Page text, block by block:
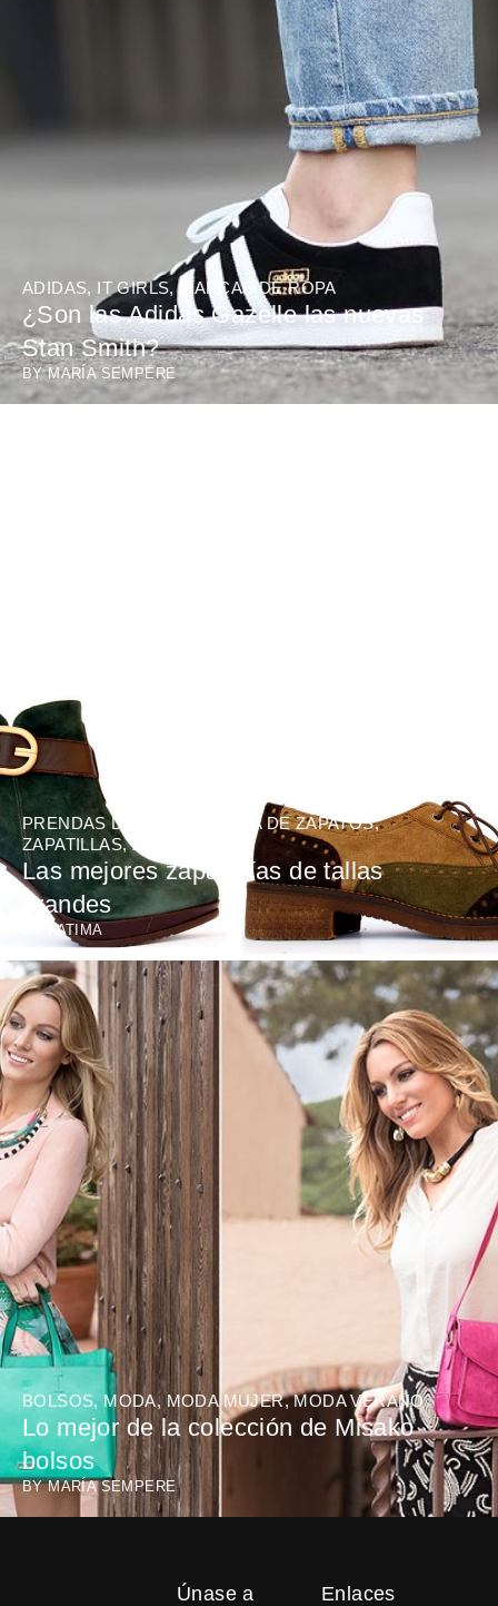
ADIDAS, IT GIRLS,MARCAS DE ROPA
¿Son las Adidas Gazelle las nuevas
Stan Smith?
BYMARÍA SEMPERE
PRENDAS DE ROPA TIENDA DE ZAPATOS,
ZAPATILLAS,ZAPATOS
Las mejores zapaterías de tallas
grandes
FATIMA
BOLSOS, MODA, MODA MUJER,MODA VERANO
Lo mejor de la colección de Misako
bolsos
BYMARÍA SEMPERE
Enlaces
Únase a